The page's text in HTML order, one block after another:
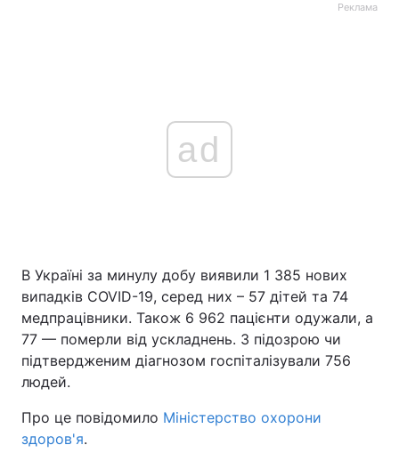
Реклама
ad
В Україні за минулу добу виявили 1 385 нових
випадків COVID-19, серед них – 57 дітей та 74
медпрацівники. Також 6 962 пацієнти одужали, а
77 — померли від ускладнень. З підозрою чи
підтвердженим діагнозом госпіталізували 756
людей.
Про це повідомило Міністерство охорони
здоров'я.